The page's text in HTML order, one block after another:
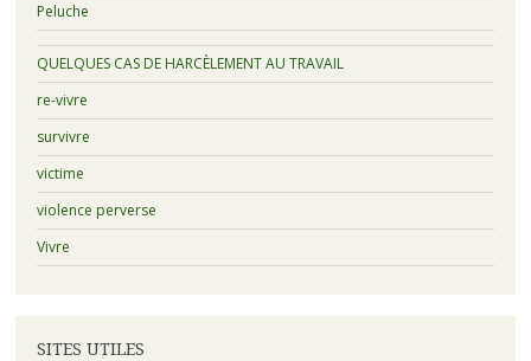
Peluche
QUELQUES CAS DE HARCÈLEMENT AU TRAVAIL
re-vivre
survivre
victime
violence perverse
Vivre
SITES UTILES